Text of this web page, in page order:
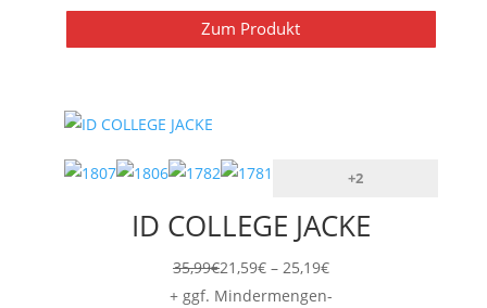
Zum Produkt
+2
ID COLLEGE JACKE
35,99€21,59€ – 25,19€Preisspanne:
21,59€
+ ggf. Mindermengen-